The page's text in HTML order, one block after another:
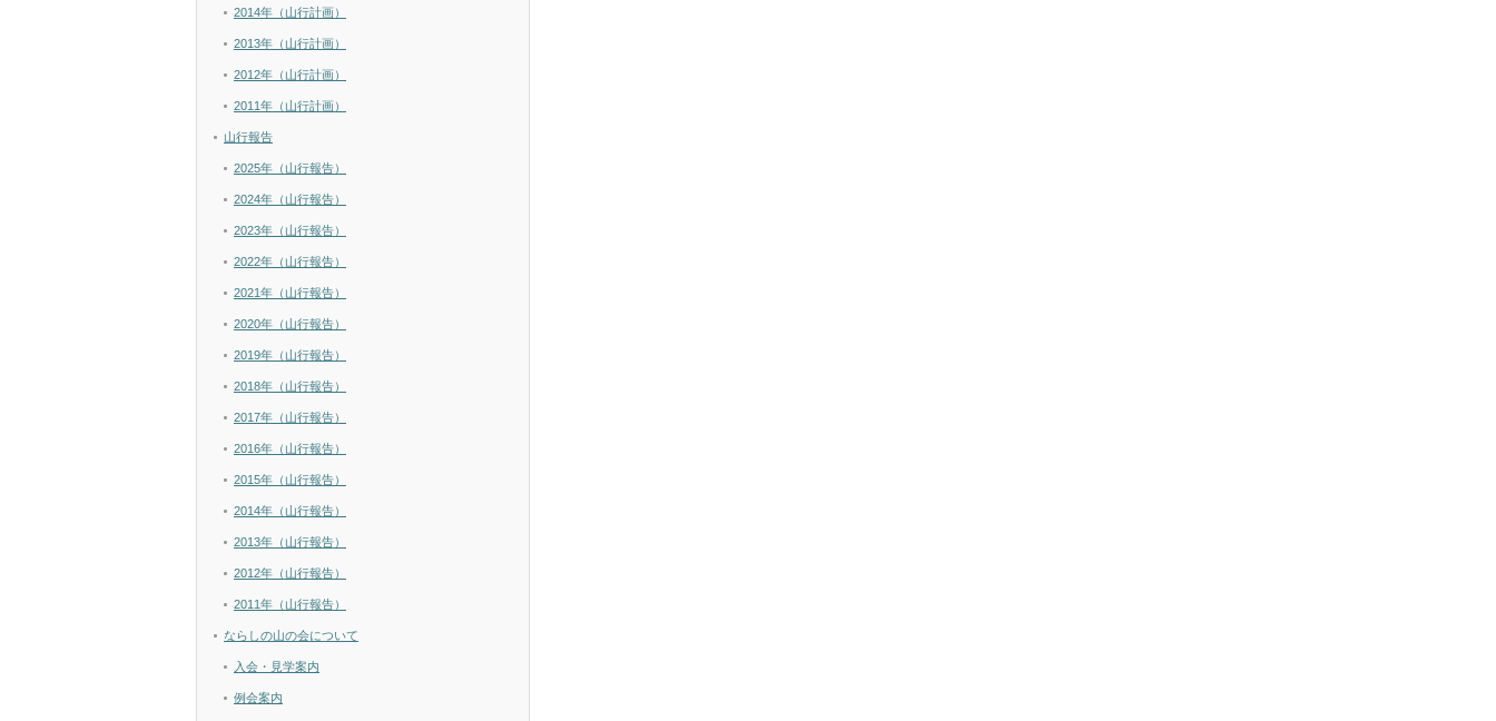
2014年（山行計画）
2013年（山行計画）
2012年（山行計画）
2011年（山行計画）
山行報告
2025年（山行報告）
2024年（山行報告）
2023年（山行報告）
2022年（山行報告）
2021年（山行報告）
2020年（山行報告）
2019年（山行報告）
2018年（山行報告）
2017年（山行報告）
2016年（山行報告）
2015年（山行報告）
2014年（山行報告）
2013年（山行報告）
2012年（山行報告）
2011年（山行報告）
ならしの山の会について
入会・見学案内
例会案内